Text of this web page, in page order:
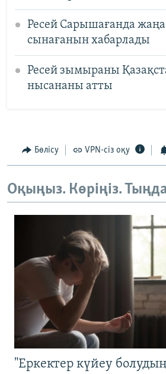
Ресей Сарышағанда
сынағанын хабарлады
Ресей зымыраны
нысананы атты
Бөлісу VPN-сіз оқу
Оқыңыз. Көріңіз.
"Еркектер күйеу